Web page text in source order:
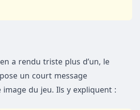
a rendu triste plus d’un, le
un court message
image du jeu. Ils y expliquent :